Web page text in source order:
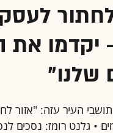
את
שלנו"
העיר עזה: "אזור
• גלנט רומז: נסכים